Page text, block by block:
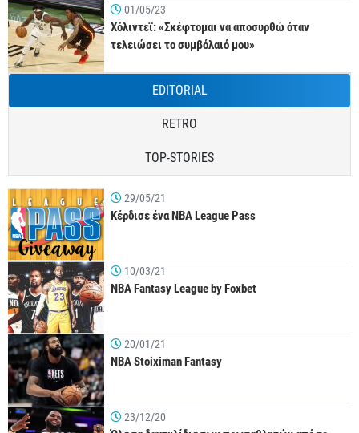
01/05/23
Χόλιντεϊ: «Σκέφτομαι να αποσυρθώ όταν
τελειώσει το συμβόλαιό μου»
EDITORIAL
RETRO
TOP-STORIES
29/05/21
Κέρδισε ένα NBA League Pass
10/03/21
NBA Fantasy League by Foxbet
20/01/21
NBA Stoiximan Fantasy
23/12/20